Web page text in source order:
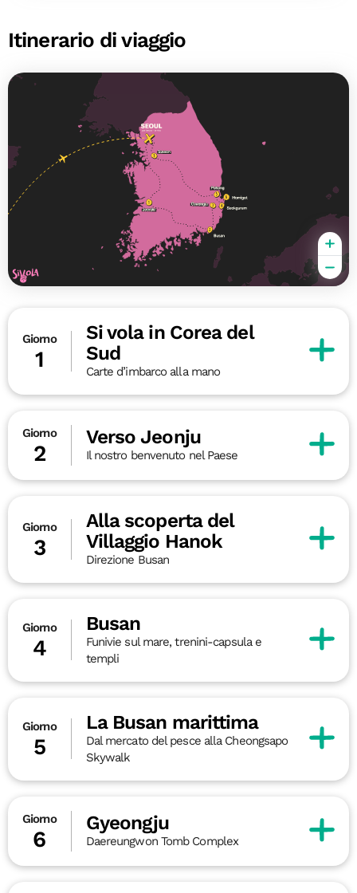
Itinerario di viaggio
Giorno
1
Si vola in Corea del
Sud
Carte d’imbarco alla mano
Giorno
2
Verso Jeonju
Il nostro benvenuto nel Paese
Giorno
3
Alla scoperta del
Villaggio Hanok
Direzione Busan
Giorno
4
Busan
Funivie sul mare, trenini-capsula e
templi
Giorno
5
La Busan marittima
Dal mercato del pesce alla Cheongsapo
Skywalk
Giorno
6
Gyeongju
Daereungwon Tomb Complex